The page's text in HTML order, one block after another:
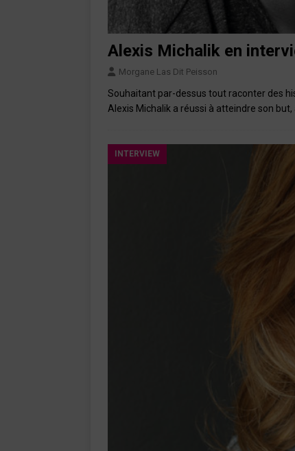
Alexis Michalik en
Morgane Las Dit Peisson
Souhaitant par-dessus tout raconter des
Alexis Michalik a réussi à atteindre son but,
INTERVIEW